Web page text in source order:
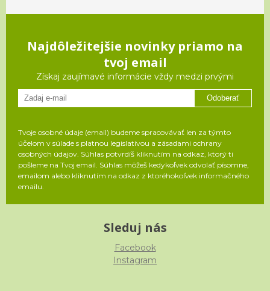
Najdôležitejšie novinky priamo na
tvoj email
Získaj zaujímavé informácie vždy medzi prvými
Odoberať
Tvoje osobné údaje (email) budeme spracovávať len za týmto
účelom v súlade s platnou legislatívou a zásadami ochrany
osobných údajov. Súhlas potvrdíš kliknutím na odkaz, ktorý ti
pošleme na Tvoj email. Súhlas môžeš kedykoľvek odvolať písomne,
emailom alebo kliknutím na odkaz z ktoréhokoľvek informačného
emailu.
Sleduj nás
Facebook
Instagram